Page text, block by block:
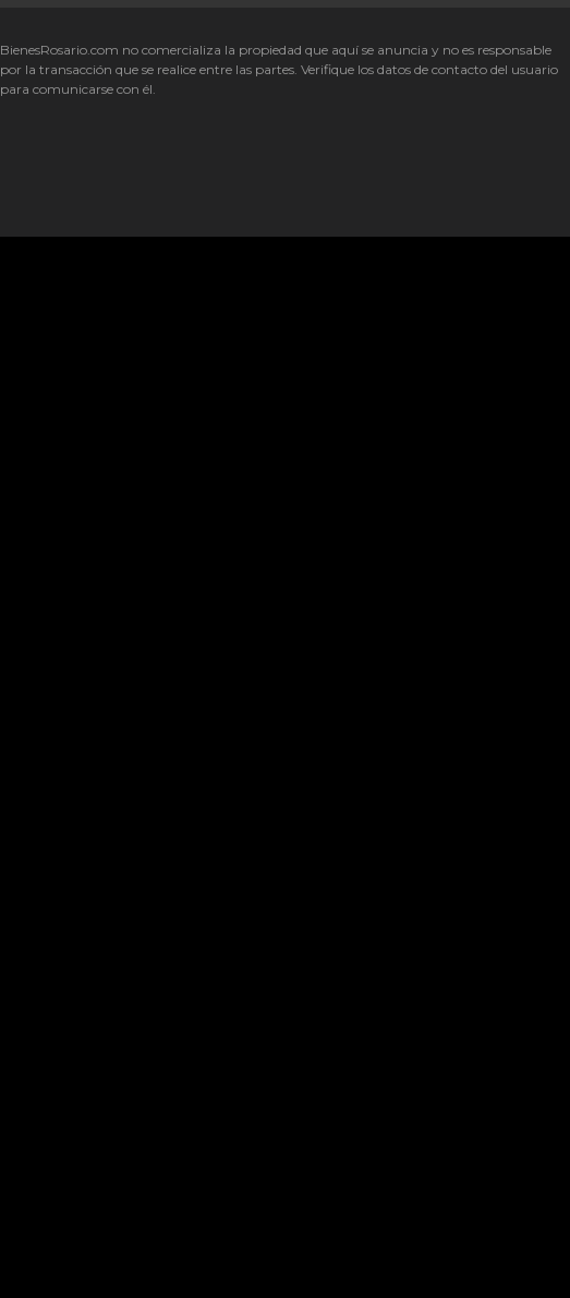
BienesRosario.com no comercializa la propiedad que aquí se anuncia y no es responsable
por la transacción que se realice entre las partes. Verifique los datos de contacto del usuario
para comunicarse con él.